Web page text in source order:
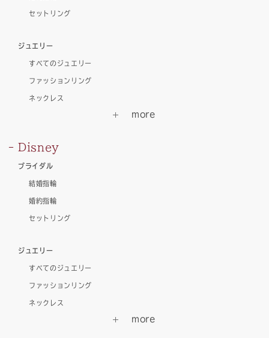
セットリング
ジュエリー
すべてのジュエリー
ファッションリング
ネックレス
Disney
ブライダル
結婚指輪
婚約指輪
セットリング
ジュエリー
すべてのジュエリー
ファッションリング
ネックレス